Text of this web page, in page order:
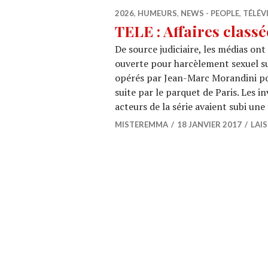
2026, HUMEURS, NEWS - PEOPLE,
TELE : Affaires
De source judiciaire, les médias
ouverte pour harcèlement sexuel
opérés par Jean-Marc Morandini
suite par le parquet de Paris. Les
acteurs de la série avaient subi
MISTEREMMA 18 JANVIER 2017